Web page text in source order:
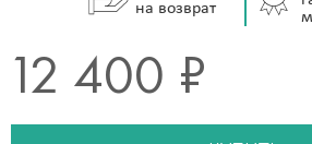
на возврат
12 400 ₽